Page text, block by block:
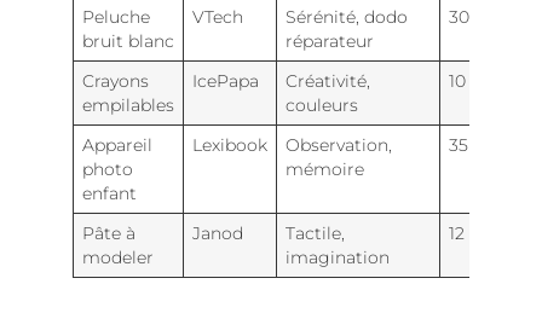
Peluche
bruit blanc
VTech
Sérénité, dodo
réparateur
30 €
Crayons
empilables
IcePapa
Créativité,
couleurs
10 €
Appareil
photo
enfant
Lexibook
Observation,
mémoire
35 €
Pâte à
modeler
Janod
Tactile,
imagination
12 €